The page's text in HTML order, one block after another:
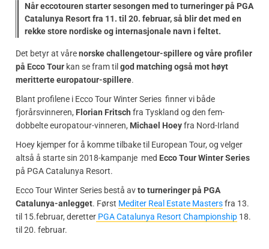
Når eccotouren starter sesongen med to turneringer på PGA
Catalunya Resort fra 11. til 20. februar, så blir det med en
rekke store nordiske og internasjonale navn i feltet.
Det betyr at vårenorske challengetour-spillere og våre profiler
på Ecco Tour kan se fram til god matching også mot høyt
meritterte europatour-spillere.
Blant profilene i Ecco Tour Winter Series finner vi både
fjorårsvinneren, Florian Fritsch fra Tyskland og den fem-
dobbelte europatour-vinneren, Michael Hoeyfra Nord-Irland
Hoey kjemper for å komme tilbake til European Tour, og velger
altså å starte sin 2018-kampanje med Ecco Tour Winter Series
på PGA Catalunya Resort.
Ecco Tour Winter Series bestå avto turneringer på PGA
Catalunya-anlegget. Først Mediter Real Estate Mastersfra 13.
til 15.februar, deretter PGA Catalunya Resort Championship 18.
til 20. februar.